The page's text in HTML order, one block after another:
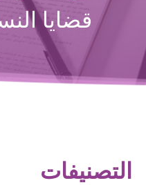
قضايا
التصنيفات